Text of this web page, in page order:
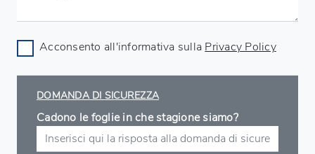
Acconsento all'informativa sulla Privacy Policy
DOMANDA DI SICUREZZA
Cadono le foglie in che stagione siamo?